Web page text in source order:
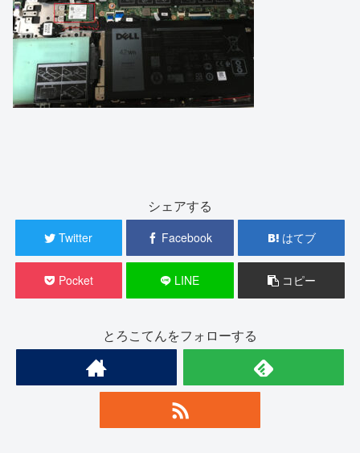
シェアする
Twitter Facebook はてブ
Pocket LINE コピー
とろこてんをフォローする